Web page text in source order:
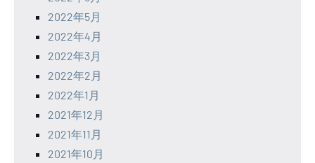
2022年5月
2022年4月
2022年3月
2022年2月
2022年1月
2021年12月
2021年11月
2021年10月